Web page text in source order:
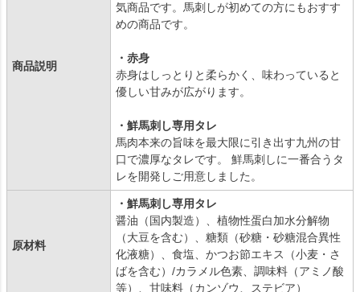
商品説明
気商品です。馬刺しが初めての方にもおすす
めの商品です。
・赤身
赤身はしっとりと柔らかく、味わっていると
優しい甘みが広がります。
・鮮馬刺し専用タレ
馬肉本来の旨味を最大限に引き出す九州の甘
口で濃厚なタレです。 鮮馬刺しに一番合うタ
レを開発しご用意しました。
原材料
・鮮馬刺し専用タレ
醤油（国内製造）、植物性蛋白加水分解物
（大豆を含む）、糖類（砂糖・砂糖混合異性
化液糖）、食塩、かつお節エキス（小麦・さ
ばを含む）/カラメル色素、調味料（アミノ酸
等）、甘味料（カンゾウ、ステビア）